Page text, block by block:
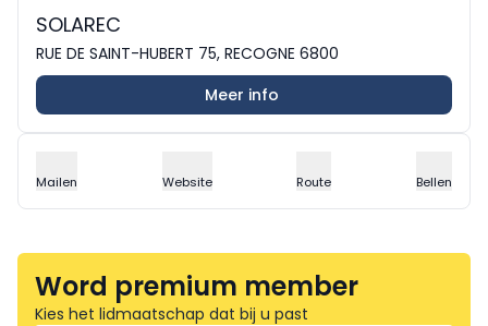
SOLAREC
RUE DE SAINT-HUBERT 75, RECOGNE 6800
Meer info
Mailen Website Route Bellen
Word premium member
Kies het lidmaatschap dat bij u past